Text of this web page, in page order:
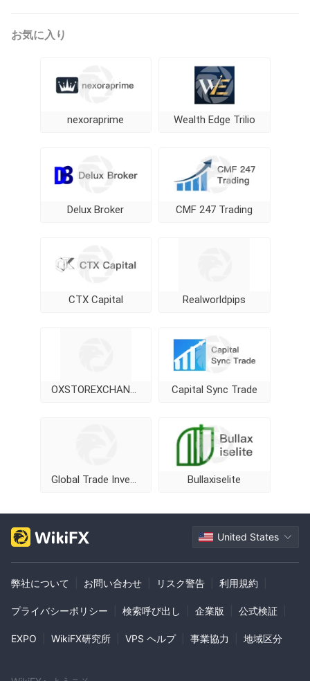
お気に入り
nexoraprime Wealth Edge Trilio
Delux Broker CMF 247 Trading
CTX Capital Realworldpips
OXSTOREXCHANGE Capital Sync Trade
Global Trade Investment Bullaxiselite
United States
弊社について お問い合わせ リスク警告 利用規約
プライバシーポリシー 検索呼び出し 企業版 公式検証
EXPO WikiFX研究所 VPS ヘルプ 事業協力 地域区分